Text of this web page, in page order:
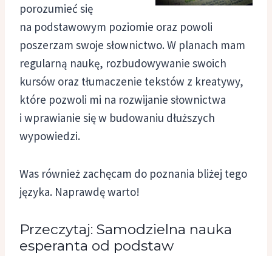
porozumieć się
na podstawowym poziomie oraz powoli
poszerzam swoje słownictwo. W planach mam
regularną naukę, rozbudowywanie swoich
kursów oraz tłumaczenie tekstów z kreatywy,
które pozwoli mi na rozwijanie słownictwa
i wprawianie się w budowaniu dłuższych
wypowiedzi.
Was również zachęcam do poznania bliżej tego
języka. Naprawdę warto!
Przeczytaj: Samodzielna nauka
esperanta od podstaw